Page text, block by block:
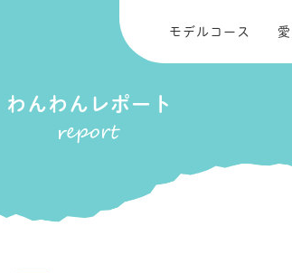
モデルコース
わんわんレポート